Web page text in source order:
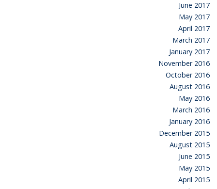
June 2017
May 2017
April 2017
March 2017
January 2017
November 2016
October 2016
August 2016
May 2016
March 2016
January 2016
December 2015
August 2015
June 2015
May 2015
April 2015